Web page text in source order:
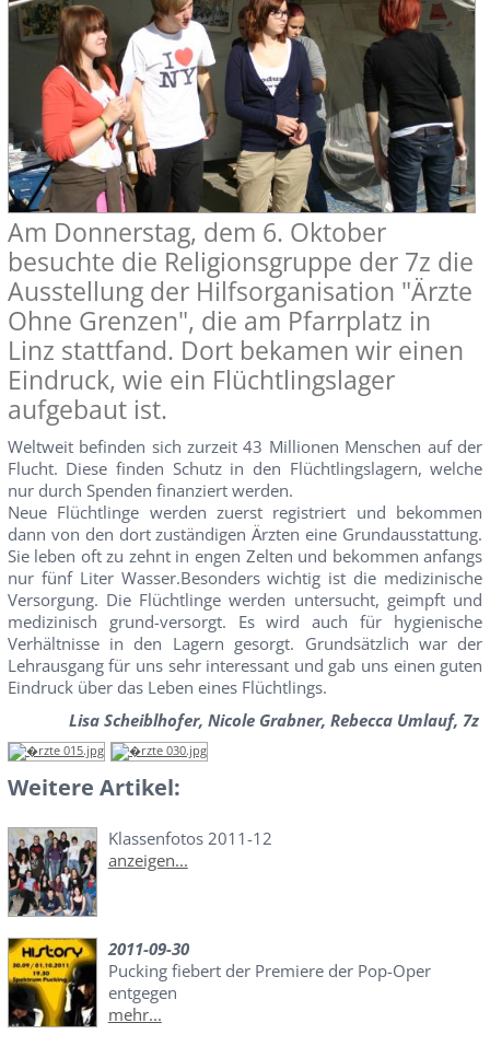
Am Donnerstag, dem 6. Oktober
besuchte die Religionsgruppe der 7z die
Ausstellung der Hilfsorganisation "Ärzte
Ohne Grenzen", die am Pfarrplatz in
Linz stattfand. Dort bekamen wir einen
Eindruck, wie ein Flüchtlingslager
aufgebaut ist.
Weltweit befinden sich zurzeit 43 Millionen Menschen auf der
Flucht. Diese finden Schutz in den Flüchtlingslagern, welche
nur durch Spenden finanziert werden.
Neue Flüchtlinge werden zuerst registriert und bekommen
dann von den dort zuständigen Ärzten eine Grundausstattung.
Sie leben oft zu zehnt in engen Zelten und bekommen anfangs
nur fünf Liter Wasser.Besonders wichtig ist die medizinische
Versorgung. Die Flüchtlinge werden untersucht, geimpft und
medizinisch grund-versorgt. Es wird auch für hygienische
Verhältnisse in den Lagern gesorgt. Grundsätzlich war der
Lehrausgang für uns sehr interessant und gab uns einen guten
Eindruck über das Leben eines Flüchtlings.
Lisa Scheiblhofer, Nicole Grabner, Rebecca Umlauf, 7z
Weitere Artikel:
Klassenfotos 2011-12
anzeigen...
2011-09-30
Pucking fiebert der Premiere der Pop-Oper
entgegen
mehr...